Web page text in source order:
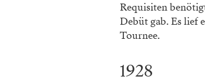
Requisiten
Debüt gab. Es lief
Tournee.
1928